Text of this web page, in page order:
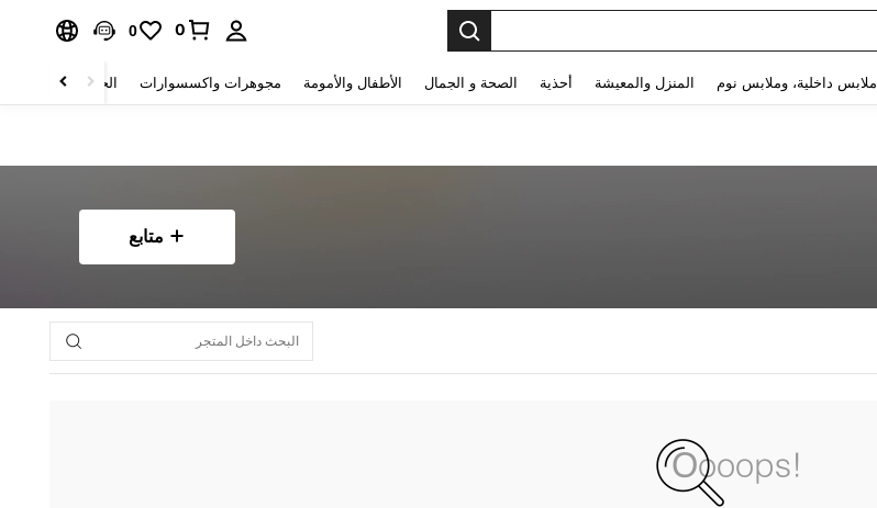
0
0
ملابس داخلية، وملابس نوم المنزل والمعيشة أحذية الصحة و الجمال الأطفال والأمومة مجوهرات واكسسوارات الحقائب والأمتعة
متابع